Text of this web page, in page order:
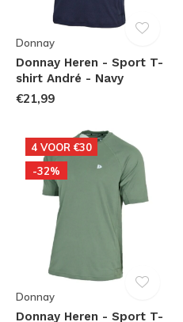
Donnay
Donnay Heren - Sport T-
shirt André - Navy
€21,99
4 VOOR €30
-32%
Donnay
Donnay Heren - Sport T-